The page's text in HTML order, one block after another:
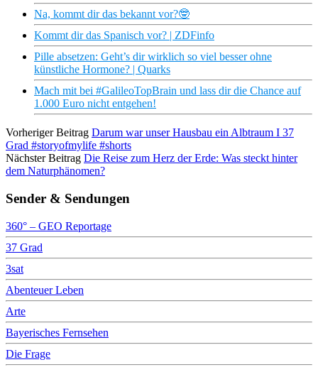
Na, kommt dir das bekannt vor?🤓
Kommt dir das Spanisch vor? | ZDFinfo
Pille absetzen: Geht’s dir wirklich so viel besser ohne
künstliche Hormone? | Quarks
Mach mit bei #GalileoTopBrain und lass dir die Chance auf
1.000 Euro nicht entgehen!
Vorheriger Beitrag Darum war unser Hausbau ein Albtraum I 37
Grad #storyofmylife #shorts
Nächster Beitrag Die Reise zum Herz der Erde: Was steckt hinter
dem Naturphänomen?
Sender & Sendungen
360° – GEO Reportage
37 Grad
3sat
Abenteuer Leben
Arte
Bayerisches Fernsehen
Die Frage